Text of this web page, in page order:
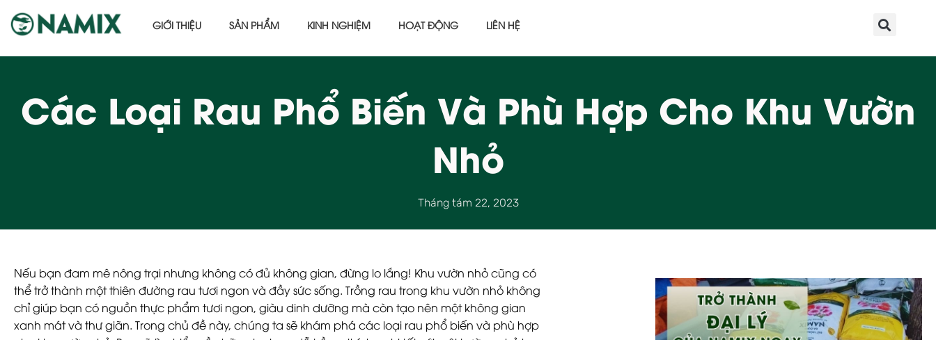
GIỚI THIỆU SẢN PHẨM KINH NGHIỆM HOẠT ĐỘNG LIÊN HỆ
Các Loại Rau Phổ Biến Và Phù Hợp Cho Khu Vườn
Nhỏ
Tháng tám 22, 2023
Nếu bạn đam mê nông trại nhưng không có đủ không gian, đừng lo lắng! Khu vườn nhỏ cũng có
thể trở thành một thiên đường rau tươi ngon và đầy sức sống. Trồng rau trong khu vườn nhỏ không
chỉ giúp bạn có nguồn thực phẩm tươi ngon, giàu dinh dưỡng mà còn tạo nên một không gian
xanh mát và thư giãn. Trong chủ đề này, chúng ta sẽ khám phá các loại rau phổ biến và phù hợp